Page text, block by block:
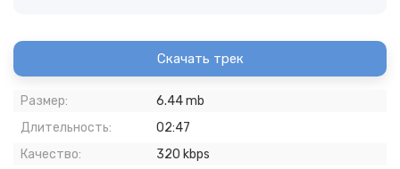
Скачать трек
Размер:
6.44 mb
Длительность:
02:47
Качество:
320 kbps